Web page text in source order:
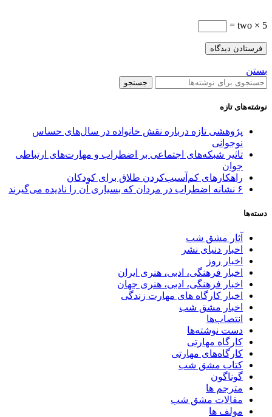
5 × two =
بستن
جستجو
نوشته‌های تازه
پژوهشی تازه درباره نقش خانواده در سال‌های حساس
نوجوانی
تاثیر شبکه‌های اجتماعی بر اضطراب و مهارت‌های ارتباطی
جوان
راهکارهای کم‌آسیب‌کردن طلاق برای کودکان
۶ نشانه اضطراب در مردان که بسیاری آن را نادیده می‌گیرند
دسته‌ها
آثار مشق شب
اخبار دنیای نشر
اخبار روز
اخبار فرهنگی، ادبی، هنری ایران
اخبار فرهنگی، ادبی، هنری جهان
اخبار کارگاه های مهارت زندگی
اخبار مشق شب
انتصاب‌ها
دست نوشته‌ها
کارگاه مهارتی
کارگاه‌های مهارتی
کتاب مشق شب
گوناگون
مترجم ها
مقالات مشق شب
مولف ها